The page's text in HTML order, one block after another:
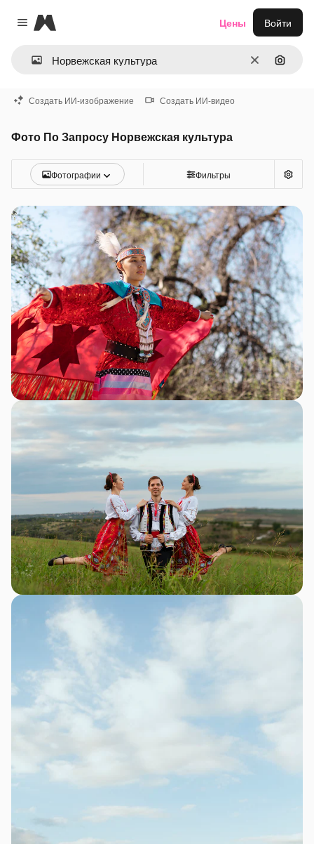
Close menu
Magnific
ОчиститьПоиск
Цены Войти
Создать ИИ-изображение Создать ИИ-видео
Фото По Запросу Норвежская культура
Фотографии Фильтры